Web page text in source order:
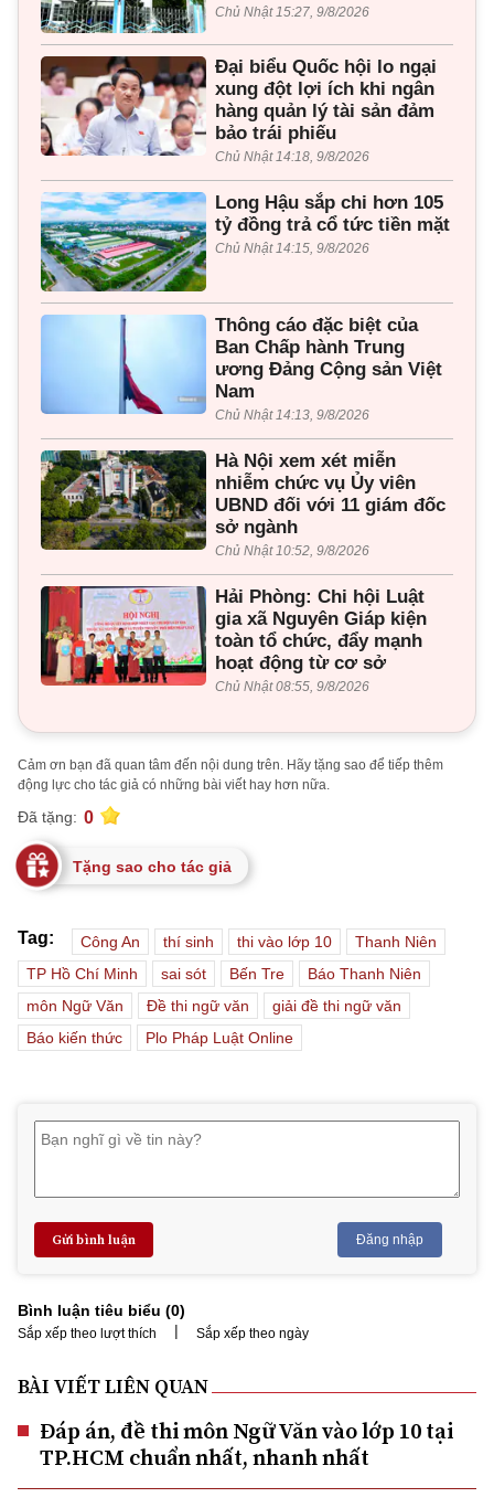
Chủ Nhật 15:27, 9/8/2026
Đại biểu Quốc hội lo ngại
xung đột lợi ích khi ngân
hàng quản lý tài sản đảm
bảo trái phiếu
Chủ Nhật 14:18, 9/8/2026
Long Hậu sắp chi hơn 105
tỷ đồng trả cổ tức tiền mặt
Chủ Nhật 14:15, 9/8/2026
Thông cáo đặc biệt của
Ban Chấp hành Trung
ương Đảng Cộng sản Việt
Nam
Chủ Nhật 14:13, 9/8/2026
Hà Nội xem xét miễn
nhiễm chức vụ Ủy viên
UBND đối với 11 giám đốc
sở ngành
Chủ Nhật 10:52, 9/8/2026
Hải Phòng: Chi hội Luật
gia xã Nguyên Giáp kiện
toàn tổ chức, đẩy mạnh
hoạt động từ cơ sở
Chủ Nhật 08:55, 9/8/2026
Cảm ơn bạn đã quan tâm đến nội dung trên. Hãy tặng sao để tiếp thêm
động lực cho tác giả có những bài viết hay hơn nữa.
Đã tặng: 0
Tặng sao cho tác giả
Tag: Công An thí sinh thi vào lớp 10
Thanh Niên
TP Hồ Chí Minh
sai sót Bến Tre
Báo Thanh Niên
môn Ngữ Văn
Đề thi ngữ văn
giải đề thi ngữ văn
Báo kiến thức
Plo Pháp Luật Online
Gửi bình luận Đăng nhập
Bình luận tiêu biểu (0)
Sắp xếp theo lượt thích | Sắp xếp theo ngày
BÀI VIẾT LIÊN QUAN
Đáp án, đề thi môn Ngữ Văn vào lớp 10 tại
TP.HCM chuẩn nhất, nhanh nhất